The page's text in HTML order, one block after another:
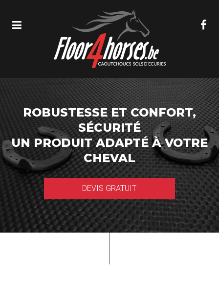
ROBUSTESSE ET CONFORT,
SÉCURITÉ
UN PRODUIT ADAPTÉ À VOTRE
CHEVAL
DEVIS GRATUIT